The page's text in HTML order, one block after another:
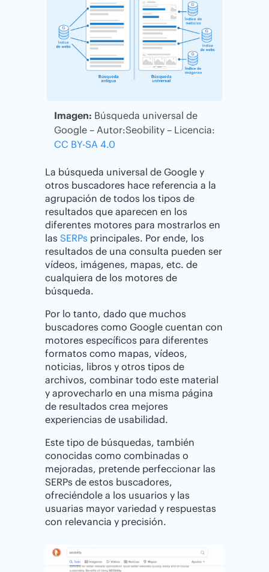
Imagen: Búsqueda universal de
Google – Autor:Seobility – Licencia:
CC BY-SA 4.0
La búsqueda universal de Google y
otros buscadores hace referencia a la
agrupación de todos los tipos de
resultados que aparecen en los
diferentes motores para mostrarlos en
las SERPs principales. Por ende, los
resultados de una consulta pueden ser
vídeos, imágenes, mapas, etc. de
cualquiera de los motores de
búsqueda.
Por lo tanto, dado que muchos
buscadores como Google cuentan con
motores específicos para diferentes
formatos como mapas, vídeos,
noticias, libros y otros tipos de
archivos, combinar todo este material
y aprovecharlo en una misma página
de resultados crea mejores
experiencias de usabilidad.
Este tipo de búsquedas, también
conocidas como combinadas o
mejoradas, pretende perfeccionar las
SERPs de estos buscadores,
ofreciéndole a los usuarios y las
usuarias mayor variedad y respuestas
con relevancia y precisión.